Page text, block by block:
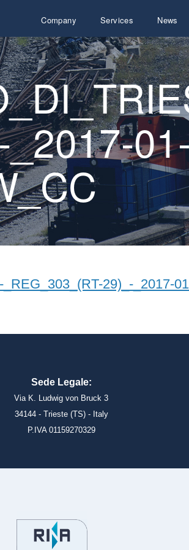
Company Services News
29)_-_2017-
Sede Legale:
Via K. Ludwig von Bruck 3
34144 - Trieste (TS) - Italy
P.IVA 01159270329